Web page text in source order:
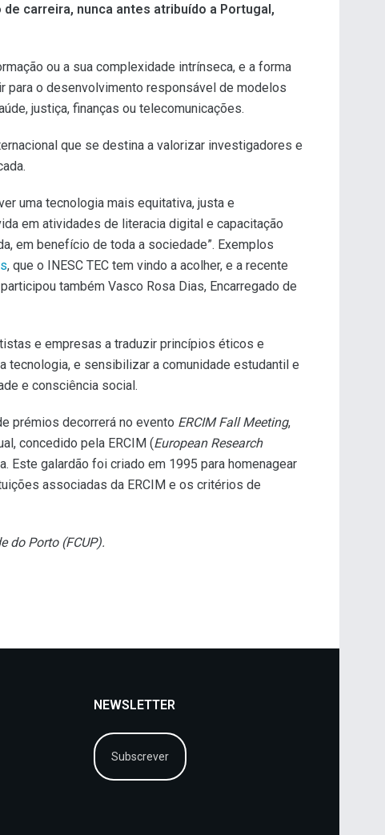
carreira, nunca antes atribuído a Portugal,
ou a sua complexidade intrínseca, e a forma
para o desenvolvimento responsável de modelos
justiça, finanças ou telecomunicações.
que se destina a valorizar investigadores e
uma tecnologia mais equitativa, justa e
em atividades de literacia digital e capacitação
em benefício de toda a sociedade”. Exemplos
, que o INESC TEC tem vindo a acolher, e a recente
também Vasco Rosa Dias, Encarregado de
e empresas a traduzir princípios éticos e
tecnologia, e sensibilizar a comunidade estudantil e
e consciência social.
prémios decorrerá no evento ERCIM Fall Meeting,
concedido pela ERCIM (European Research
Este galardão foi criado em 1995 para homenagear
associadas da ERCIM e os critérios de
do Porto (FCUP).
NEWSLETTER
Subscrever